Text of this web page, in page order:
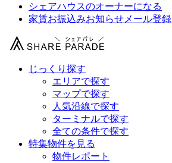
シェアハウスのオーナーになる
家賃お振込みお知らせメール登録
じっくり探す
エリアで探す
マップで探す
人気沿線で探す
ターミナルで探す
全ての条件で探す
特集物件を見る
物件レポート